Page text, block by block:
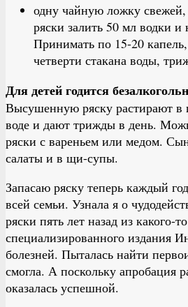
одну чайную ложку
ряски залить 50 мл водки и
Принимать по 15-20
четверти стакана воды,
Для детей годится
Высушенную ряску растирают в
воде и дают трижды в день.
ряски с вареньем или медом.
салаты и в щи-супы.
Запасаю ряску теперь каждый
всей семьи. Узнала я о
ряски пять лет назад из какого-то
специализированного издания
болезней. Пыталась найти
смогла. А поскольку апробация
оказалась успешной.